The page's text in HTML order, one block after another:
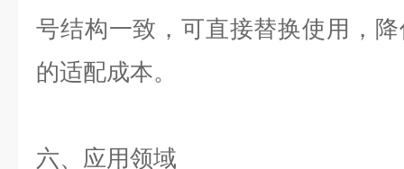
号结构一致，可直接替换使用，
的适配成本。
六、应用领域